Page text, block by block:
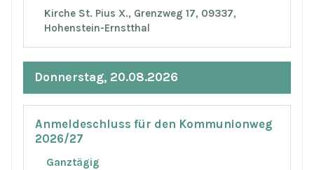
Kirche St. Pius X., Grenzweg 17, 09337,
Hohenstein-Ernstthal
Donnerstag, 20.08.2026
Anmeldeschluss für den Kommunionweg
2026/27
Ganztägig